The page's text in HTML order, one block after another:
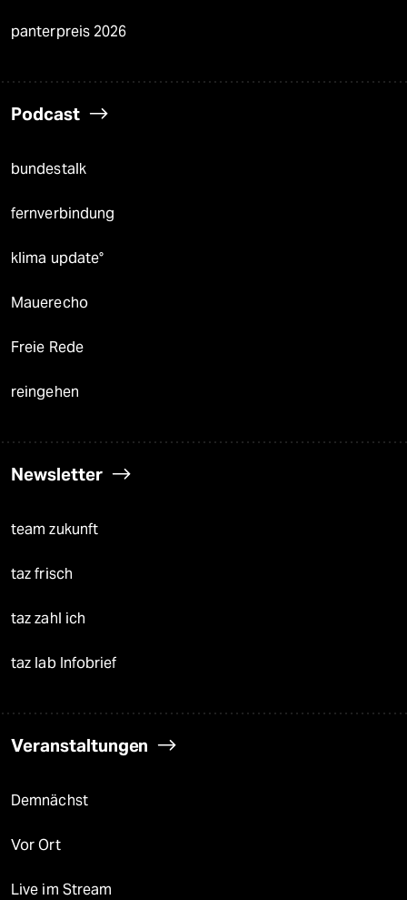
panterpreis 2026
Podcast
bundestalk
fernverbindung
klima update°
Mauerecho
Freie Rede
reingehen
Newsletter
team zukunft
taz frisch
taz zahl ich
taz lab Infobrief
Veranstaltungen
Demnächst
Vor Ort
Live im Stream